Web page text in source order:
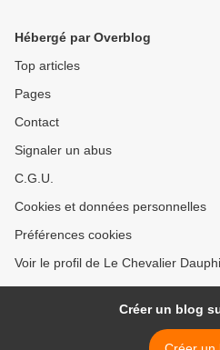
Hébergé par Overblog
Top articles
Pages
Contact
Signaler un abus
C.G.U.
Cookies et données personnelles
Préférences cookies
Voir le profil de Le Chevalier
Créer un blog